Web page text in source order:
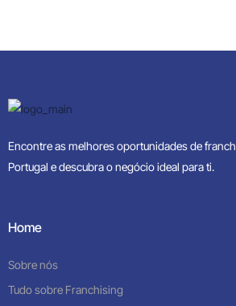
Encontre as melhores oportunidades de
Portugal e descubra o negócio ideal para ti.
Home
Sobre nós
Tudo sobre Franchising